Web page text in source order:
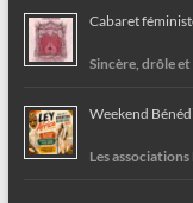
Cabaret
Sincère, drôle
Weekend
Les